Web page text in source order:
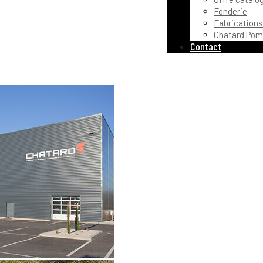
Fonderie
Chatard
Contact